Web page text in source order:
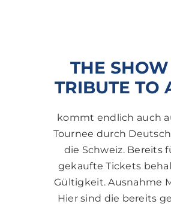
THE
TRIBUTE TO
kommt endlich auch
Tournee durch
die Schweiz. Bereits
gekaufte Tickets
Gültigkeit. Ausnahme
Hier sind die bereits